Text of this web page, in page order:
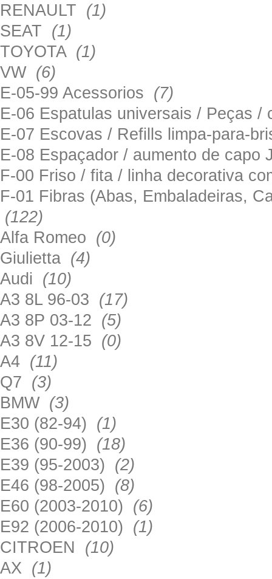
RENAULT (1)
SEAT (1)
TOYOTA (1)
VW (6)
E-05-99 Acessorios (7)
E-06 Espatulas universais / Peças
E-07 Escovas / Refills limpa-para-
E-08 Espaçador / aumento de
F-00 Friso / fita / linha decorativa
F-01 Fibras (Abas, Embaladeiras,
(122)
Alfa Romeo (0)
Giulietta (4)
Audi (10)
A3 8L 96-03 (17)
A3 8P 03-12 (5)
A3 8V 12-15 (0)
A4 (11)
Q7 (3)
BMW (3)
E30 (82-94) (1)
E36 (90-99) (18)
E39 (95-2003) (2)
E46 (98-2005) (8)
E60 (2003-2010) (6)
E92 (2006-2010) (1)
CITROEN (10)
AX (1)